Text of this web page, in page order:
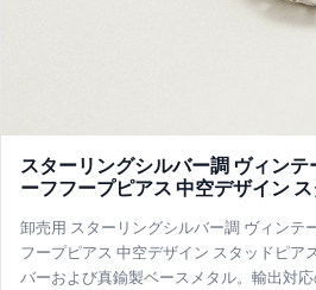
スターリングシルバー調 ヴィン
ーフフープピアス 中空デザイン
卸売用 スターリングシルバー調 ヴィンテ
フープピアス 中空デザイン スタッドピア
バーおよび真鍮製ベースメタル。輸出対